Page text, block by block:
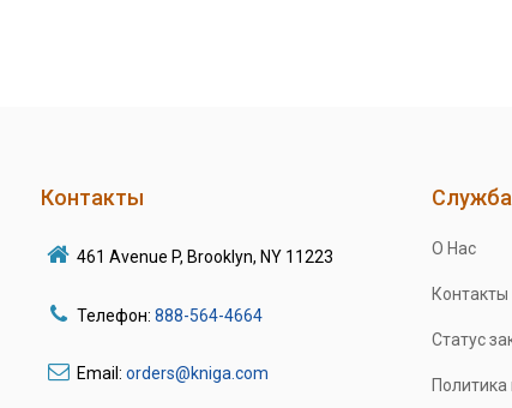
Контакты
461 Avenue P, Brooklyn, NY 11223
Телефон: 888-564-4664
Email: orders@kniga.com
О Нас
Контакты
Статус